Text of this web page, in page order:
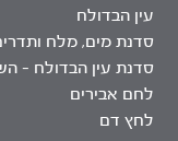
עין הבדולח
סדנת מים, מלח
סדנת עין הבדולח –
לחם אבירים
לחץ דם